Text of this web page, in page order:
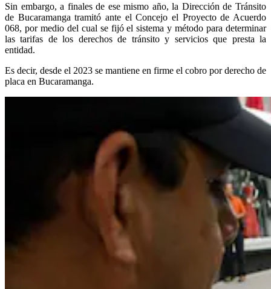
Sin embargo, a finales de ese mismo año, la Dirección de Tránsito
de Bucaramanga tramitó ante el Concejo el Proyecto de Acuerdo
068, por medio del cual se fijó el sistema y método para determinar
las tarifas de los derechos de tránsito y servicios que presta la
entidad.
Es decir, desde el 2023 se mantiene en firme el cobro por derecho de
placa en Bucaramanga.